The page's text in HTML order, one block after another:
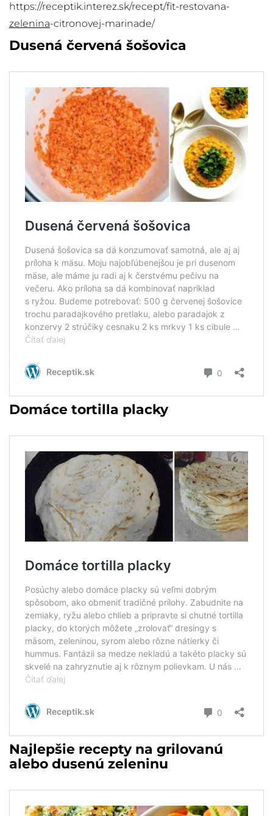
https://receptik.interez.sk/recept/fit-restovana-
zelenina-citronovej-marinade/
Dusená červená šošovica
Domáce tortilla placky
Najlepšie recepty na grilovanú
alebo dusenú zeleninu